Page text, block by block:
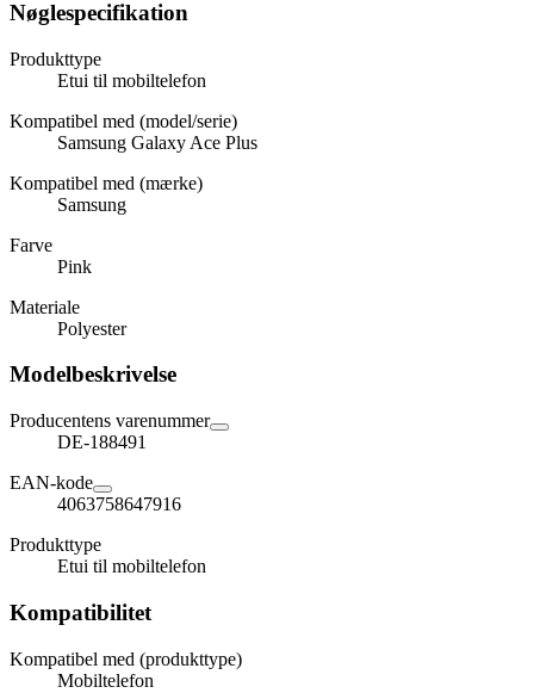
Nøglespecifikation
Produkttype
Etui til mobiltelefon
Kompatibel med (model/serie)
Samsung Galaxy Ace Plus
Kompatibel med (mærke)
Samsung
Farve
Pink
Materiale
Polyester
Modelbeskrivelse
Producentens varenummer
DE-188491
EAN-kode
4063758647916
Produkttype
Etui til mobiltelefon
Kompatibilitet
Kompatibel med (produkttype)
Mobiltelefon